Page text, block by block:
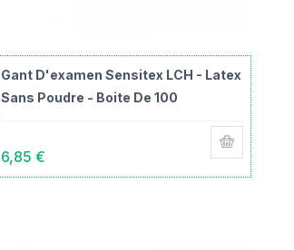
Gant D'examen Sensitex LCH - Latex
Sans Poudre - Boite De 100
6,85 €